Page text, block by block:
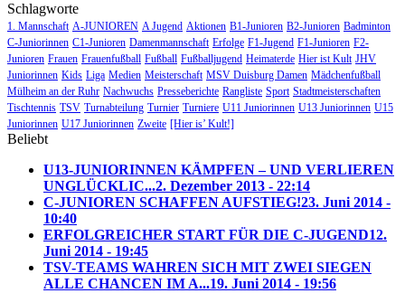
Schlagworte
1. Mannschaft A-JUNIOREN A Jugend Aktionen B1-Junioren B2-Junioren Badminton
C-Juniorinnen C1-Junioren Damenmannschaft Erfolge F1-Jugend F1-Junioren F2-
Junioren Frauen Frauenfußball Fußball Fußballjugend Heimaterde Hier ist Kult JHV
Juniorinnen Kids Liga Medien Meisterschaft MSV Duisburg Damen Mädchenfußball
Mülheim an der Ruhr Nachwuchs Presseberichte Rangliste Sport Stadtmeisterschaften
Tischtennis TSV Turnabteilung Turnier Turniere U11 Juniorinnen U13 Juniorinnen U15
Juniorinnen U17 Juniorinnen Zweite [Hier is’ Kult!]
Beliebt
U13-JUNIORINNEN KÄMPFEN – UND VERLIEREN
UNGLÜCKLIC...2. Dezember 2013 - 22:14
C-JUNIOREN SCHAFFEN AUFSTIEG!23. Juni 2014 -
10:40
ERFOLGREICHER START FÜR DIE C-JUGEND12.
Juni 2014 - 19:45
TSV-TEAMS WAHREN SICH MIT ZWEI SIEGEN
ALLE CHANCEN IM A...19. Juni 2014 - 19:56